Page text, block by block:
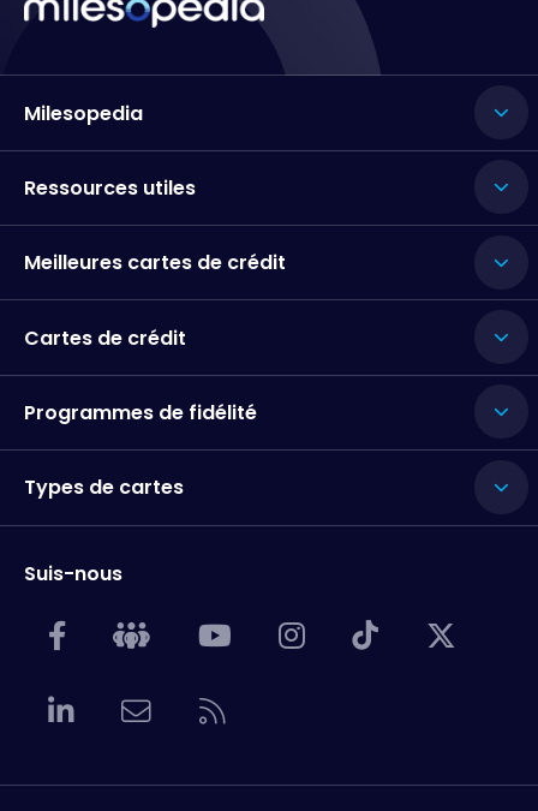
Milesopedia
Ressources utiles
Meilleures cartes de crédit
Cartes de crédit
Programmes de fidélité
Types de cartes
Suis-nous